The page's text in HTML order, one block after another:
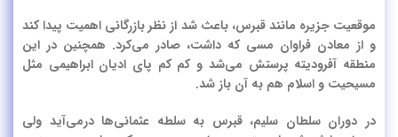
موقعیت جزیره مانند قبرس، باعث شد از نظر بازرگانی اهمیت پیدا کند
و از معادن فراوان مسی که داشت، صادر می‌کرد. همچنین در این
منطقه آفرودیته پرستش می‌شد و کم کم پای ادیان ابراهیمی مثل
مسیحیت و اسلام هم به آن باز شد.
در دوران سلطان سلیم، قبرس به سلطه عثمانی‌ها درمی‌آید ولی